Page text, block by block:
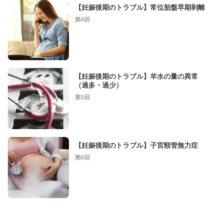
【妊娠後期のトラブル】常位胎盤早期剥離
第4回
【妊娠後期のトラブル】羊水の量の異常
（過多・過少）
第5回
【妊娠後期のトラブル】子宮頸管無力症
第6回